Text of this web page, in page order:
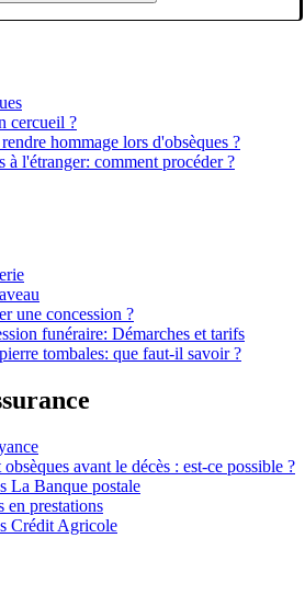
cercueil ?
hommage lors d'obsèques ?
à l'étranger: comment procéder ?
une concession ?
funéraire: Démarches et tarifs
tombales: que faut-il savoir ?
avant le décès : est-ce possible ?
La Banque postale
en prestations
Crédit Agricole